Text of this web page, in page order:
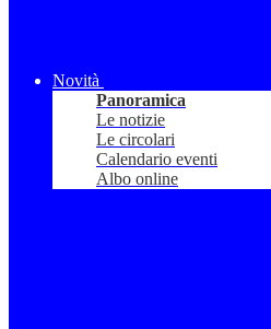
Novità
Panoramica
Le notizie
Le circolari
Calendario eventi
Albo online